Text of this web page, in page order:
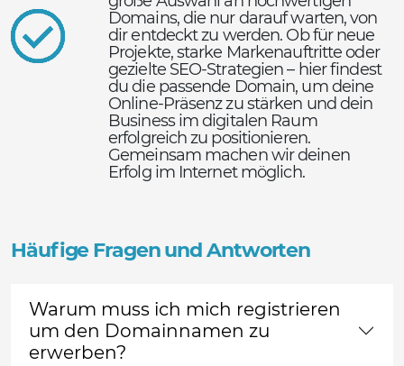
Domains, die nur darauf warten, von
dir entdeckt zu werden. Ob für neue
Projekte, starke Markenauftritte oder
gezielte SEO-Strategien – hier findest
du die passende Domain, um deine
Online-Präsenz zu stärken und dein
Business im digitalen Raum
erfolgreich zu positionieren.
Gemeinsam machen wir deinen
Erfolg im Internet möglich.
Häufige Fragen und Antworten
Warum muss ich mich registrieren
um den Domainnamen zu
erwerben?